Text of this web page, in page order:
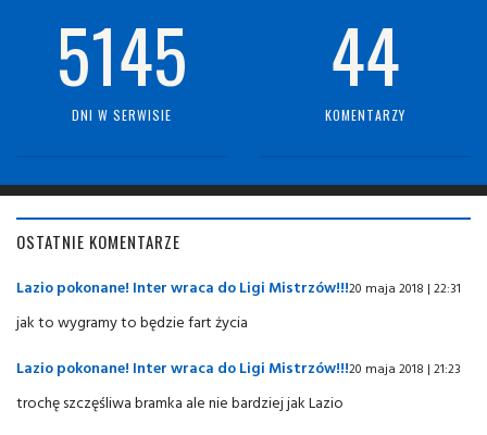
5145
DNI W SERWISIE
44
KOMENTARZY
OSTATNIE KOMENTARZE
Lazio pokonane! Inter wraca do Ligi Mistrzów!!!20 maja 2018 | 22:31
jak to wygramy to będzie fart życia
Lazio pokonane! Inter wraca do Ligi Mistrzów!!!20 maja 2018 | 21:23
trochę szczęśliwa bramka ale nie bardziej jak Lazio